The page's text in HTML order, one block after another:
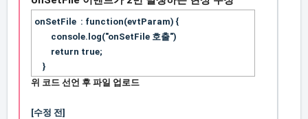
onSetFile : function(evtParam) {
console.log("onSetFile 호출")
return true;
}
위 코드 선언 후 파일 업로드
[수정 전]